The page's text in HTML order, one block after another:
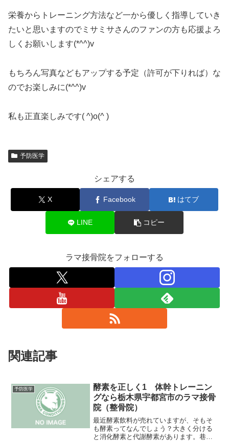
栄養からトレーニング方法など一から優しく指導していき
たいと思いますのでミサミサさんのファンの方も応援よろ
しくお願いします(*^^)v
もちろん写真などもアップする予定（許可が下りれば）な
のでお楽しみに(*^^)v
私も正直楽しみです( ^)o(^ )
予防医学
シェアする
X Facebook はてブ
LINE コピー
ラマ接骨院をフォローする
関連記事
予防医学
酵素を正しく1 体幹トレーニン
グなら栃木県宇都宮市のラマ接骨
院（整骨院）
最近酵素飲料が売れていますが、そもそ
も酵素ってなんでしょう？大きく分ける
と消化酵素と代謝酵素があります。巷に